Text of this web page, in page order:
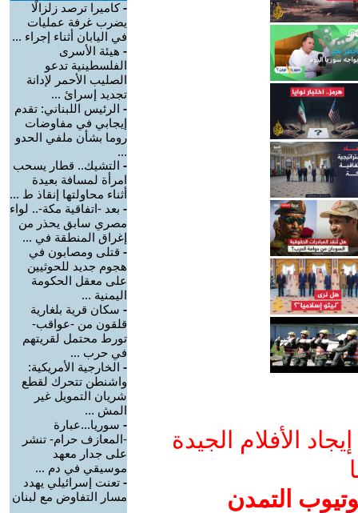
الأفلام الجيدة
التمدن
-كاميرا ترصد زلزالًا
يضرب غرفة عمليات
في اليابان أثناء إجراء ...
- هيئة الأسرى
الفلسطينية تدعو
الصليب الأحمر لإدانة
تجديد إسرائ ...
- الرئيس اللبناني: تقدم
إيجابي في مفاوضات
روما بشأن ملفي الحدو
...
- التشيك.. قطار يسحب
امرأة لمسافة بعيدة
أثناء محاولتها إنقاذ ط ...
- بعد -اتفاقية مكة-.. لواء
مصري سابق يحذر من
إغراق المنطقة في ...
- قتلى ومصابون في
هجوم جديد للحوثيين
على معقل الحكومة
اليمنية ...
- سكان قرية بلغارية
قلقون من -عواقب-
تورط محتمل لقريتهم
في حرب ...
- الخارجية الأمريكية:
واشنطن تتحرك لقطع
شريان التمويل غير
المش ...
- سوريا...عبارة
-المعازف حرام- تنشر
على جدار معهد
موسيقي في دم ...
- تعنت إسرائيلي يهدد
مسار التفاوض مع لبنان